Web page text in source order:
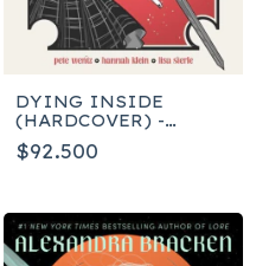
DYING INSIDE
(HARDCOVER) -
Inglés
$92.500